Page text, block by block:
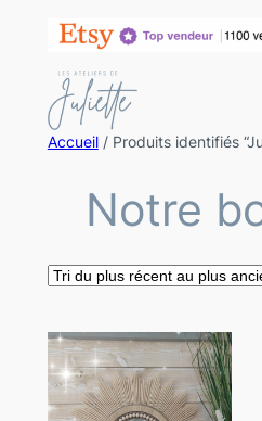
Accueil/ Produits identifiés
Notre